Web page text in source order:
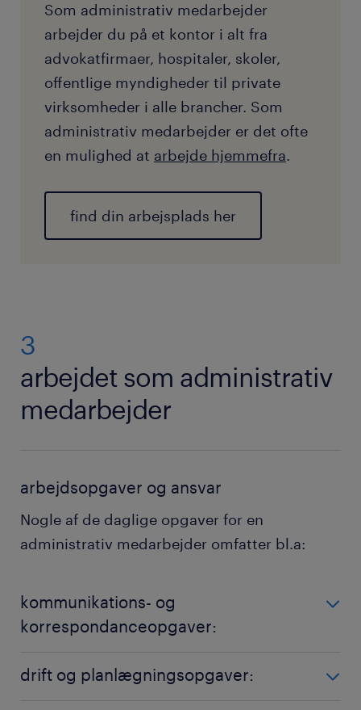
Som administrativ medarbejder
arbejder du på et kontor i alt fra
advokatfirmaer, hospitaler, skoler,
offentlige myndigheder til private
virksomheder i alle brancher. Som
administrativ medarbejder er det ofte
en mulighed at arbejde hjemmefra.
find din arbejsplads her
3
arbejdet som administrativ
medarbejder
arbejdsopgaver og ansvar
Nogle af de daglige opgaver for en
administrativ medarbejder omfatter bl.a:
kommunikations- og
korrespondanceopgaver:
telefonopkald, besvarer e-mails og videresender
drift og planlægningsopgaver: